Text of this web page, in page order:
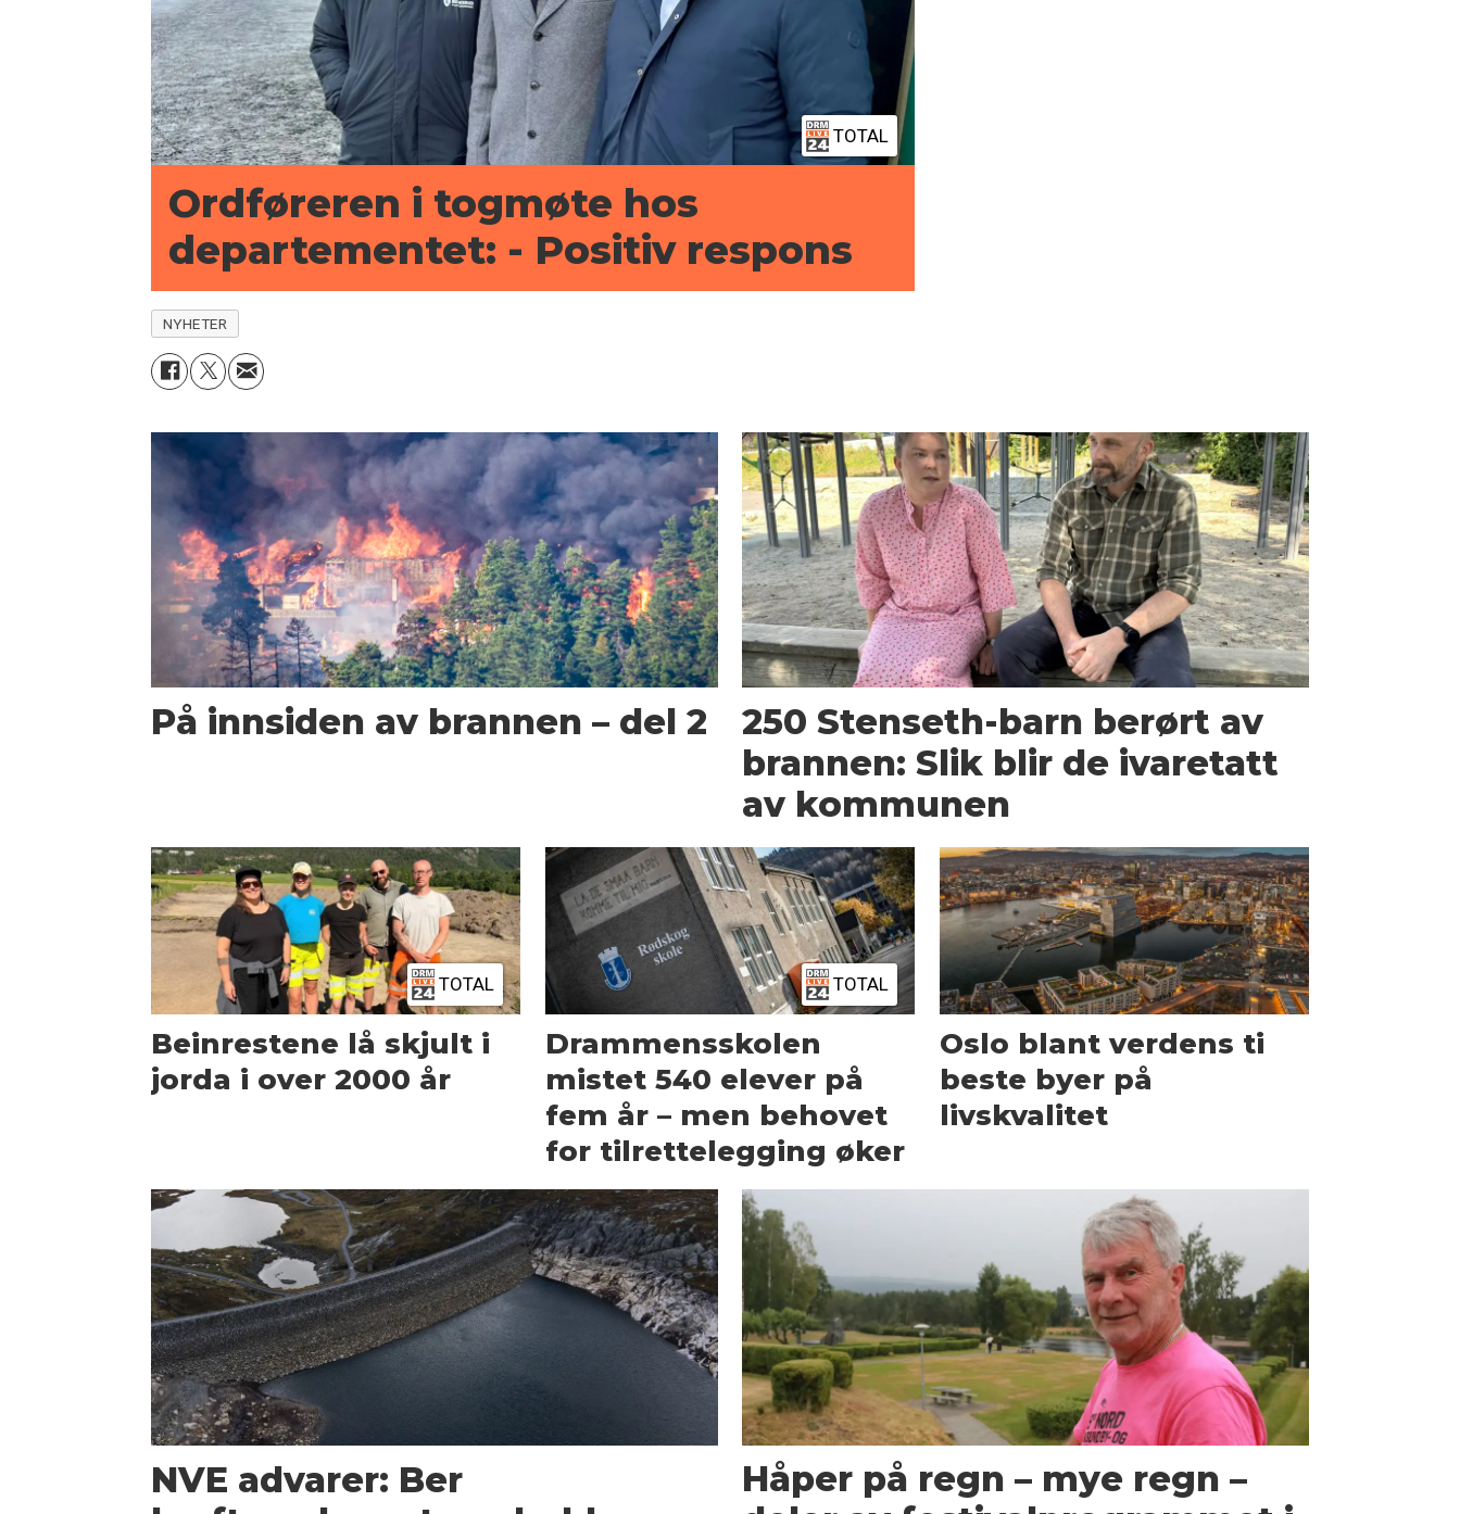
TOTAL
Ordføreren i togmøte hos
departementet: - Positiv respons
NYHETER
På innsiden av brannen – del 2
250 Stenseth-barn berørt av
brannen: Slik blir de ivaretatt
av kommunen
TOTAL
Beinrestene lå skjult i
jorda i over 2000 år
TOTAL
Drammensskolen
mistet 540 elever på
fem år – men behovet
for tilrettelegging øker
Oslo blant verdens ti
beste byer på
livskvalitet
NVE advarer: Ber
Håper på regn – mye regn –